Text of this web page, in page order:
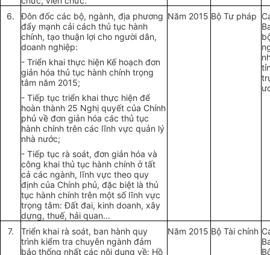
6.
Đôn đốc các bộ, ngành, địa phương
đẩy mạnh cải cách thủ tục hành
chính, tạo thuận lợi cho người dân,
doanh nghiệp:
- Triển khai thực hiện Kế hoạch đơn
giản hóa thủ tục hành chính trọng
tâm năm 2015;
- Tiếp tục triển khai thực hiện để
hoàn thành 25 Nghị quyết của Chính
phủ về đơn giản hóa các thủ tục
hành chính trên các lĩnh vực quản lý
nhà nước;
- Tiếp tục rà soát, đơn giản hóa và
công khai thủ tục hành chính ở tất
cả các ngành, lĩnh vực theo quy
định của Chính phủ, đặc biệt là thủ
tục hành chính trên một số lĩnh vực
trọng tâm: Đất đai, kinh doanh, xây
dựng, thuế, hải quan...
Năm 2015 Bộ Tư pháp
7.
Triển khai rà soát, ban hành quy
trình kiểm tra chuyên ngành đảm
bảo thống nhất các nội dung về: Hồ
Năm 2015 Bộ Tài chính